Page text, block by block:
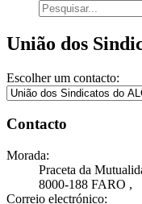
União dos
Escolher um contacto:
Contacto
Morada:
Praceta da
8000-188 FARO ,
Correio electrónico: